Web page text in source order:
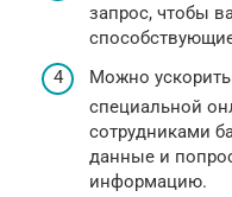
запрос, чтобы
Можно ускорить
специальной
сотрудниками
данные и
информацию.